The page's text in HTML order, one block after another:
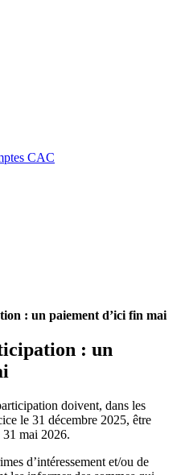
CAC
: un paiement d’ici fin mai
: un
doivent, dans les
le 31 décembre 2025, être
31 mai 2026.
d’intéressement et/ou de